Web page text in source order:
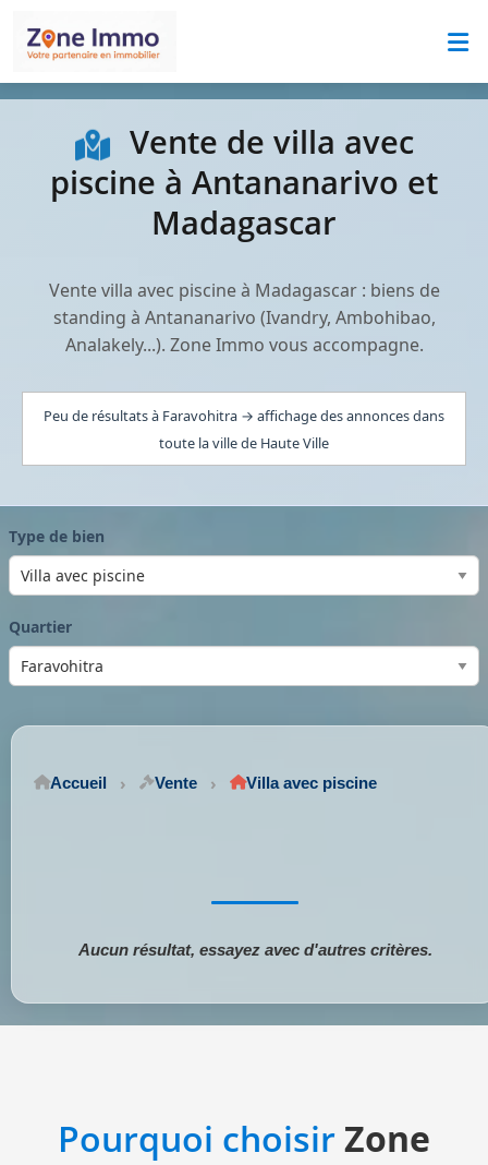
Vente de villa avec
piscine à Antananarivo et
Madagascar
Vente villa avec piscine à Madagascar : biens de
standing à Antananarivo (Ivandry, Ambohibao,
Analakely...). Zone Immo vous accompagne.
Peu de résultats à Faravohitra → affichage des annonces dans
toute la ville de Haute Ville
Type de bien
Quartier
Accueil Vente Villa avec piscine
Aucun résultat, essayez avec d'autres critères.
Pourquoi choisirZone